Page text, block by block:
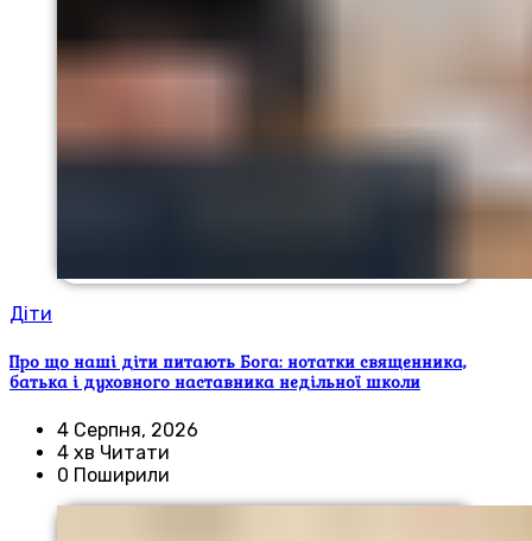
Діти
Про що наші діти питають Бога: нотатки священника,
батька і духовного наставника недільної школи
4 Серпня, 2026
4 хв Читати
0 Поширили